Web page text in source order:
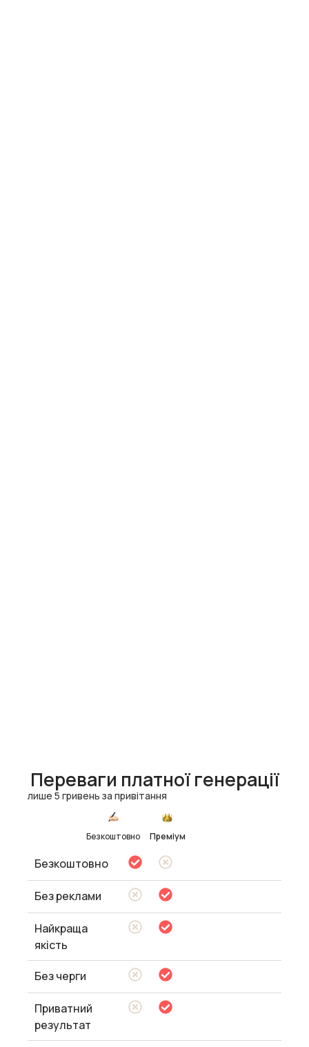
Переваги платної генерації
лише 5 гривень за привітання
Безкоштовно Преміум
Безкоштовно
Без реклами
Найкраща
якість
Без черги
Приватний
результат